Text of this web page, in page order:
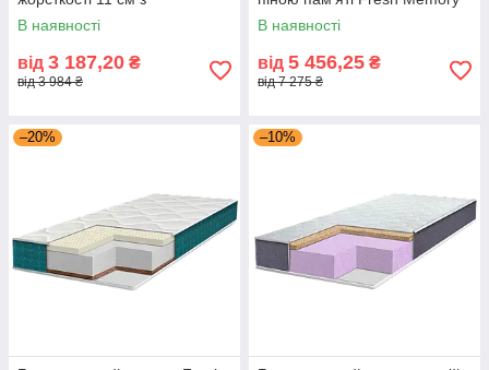
ортопедичною піною Brave
Ultra Foam Eurosleep
В наявності
від 3 187,20 ₴
від 3 984 ₴
Фреш Меморі 19 см
Eurosleep для сну
В наявності
від 5 456,25 ₴
від 7 275 ₴
–20% –10%